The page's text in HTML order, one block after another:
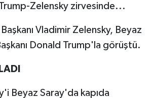
Trump-Zelensky zirvesinde...
Vladimir Zelensky, Beyaz
Donald Trump'la görüştü.
Beyaz Saray'da kapıda